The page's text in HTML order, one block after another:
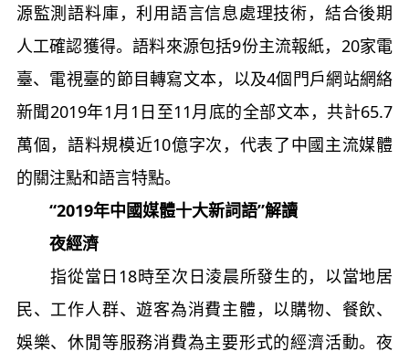
源監測語料庫，利用語言信息處理技術，結合後期
人工確認獲得。語料來源包括9份主流報紙，20家電
臺、電視臺的節目轉寫文本，以及4個門戶網站網絡
新聞2019年1月1日至11月底的全部文本，共計65.7
萬個，語料規模近10億字次，代表了中國主流媒體
的關注點和語言特點。
“2019年中國媒體十大新詞語”解讀
夜經濟
指從當日18時至次日淩晨所發生的，以當地居
民、工作人群、遊客為消費主體，以購物、餐飲、
娛樂、休閒等服務消費為主要形式的經濟活動。夜